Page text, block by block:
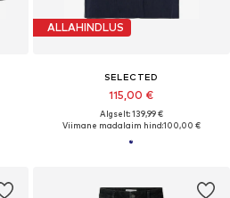
ALLAHINDLUS
SELECTED
115,00 €
Algselt: 139,99 €
Viimane madalaim hind:100,00 €